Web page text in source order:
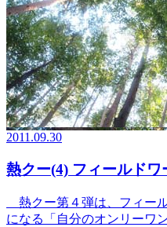
2011.09.30
熱クー(4) フィールドワ
熱クー第４弾は、フィー
になる「自分のオンリーワ